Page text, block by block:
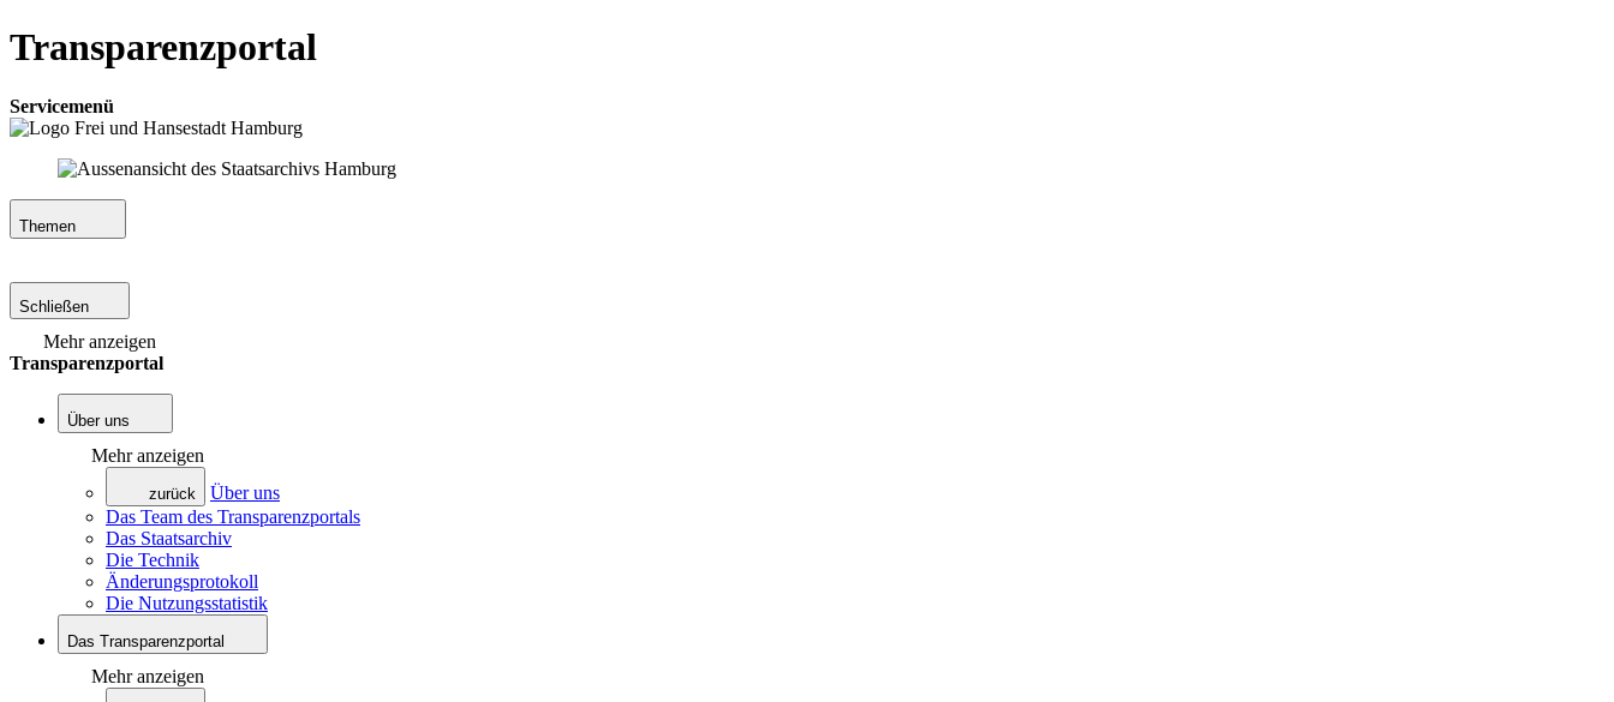
Transparenzportal
Servicemenü
Themen
Schließen
Mehr anzeigen
Transparenzportal
Über uns
Mehr anzeigen
zurück
Über uns
Das Team des Transparenzportals
Das Staatsarchiv
Die Technik
Änderungsprotokoll
Die Nutzungsstatistik
Das Transparenzportal
Mehr anzeigen